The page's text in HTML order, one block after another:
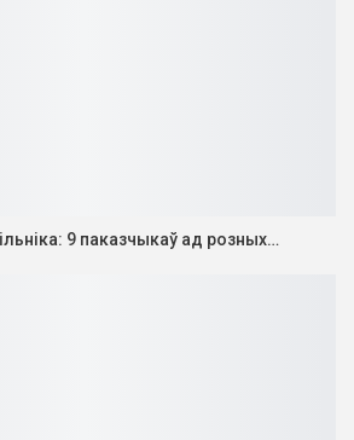
9 паказчыкаў ад розных…